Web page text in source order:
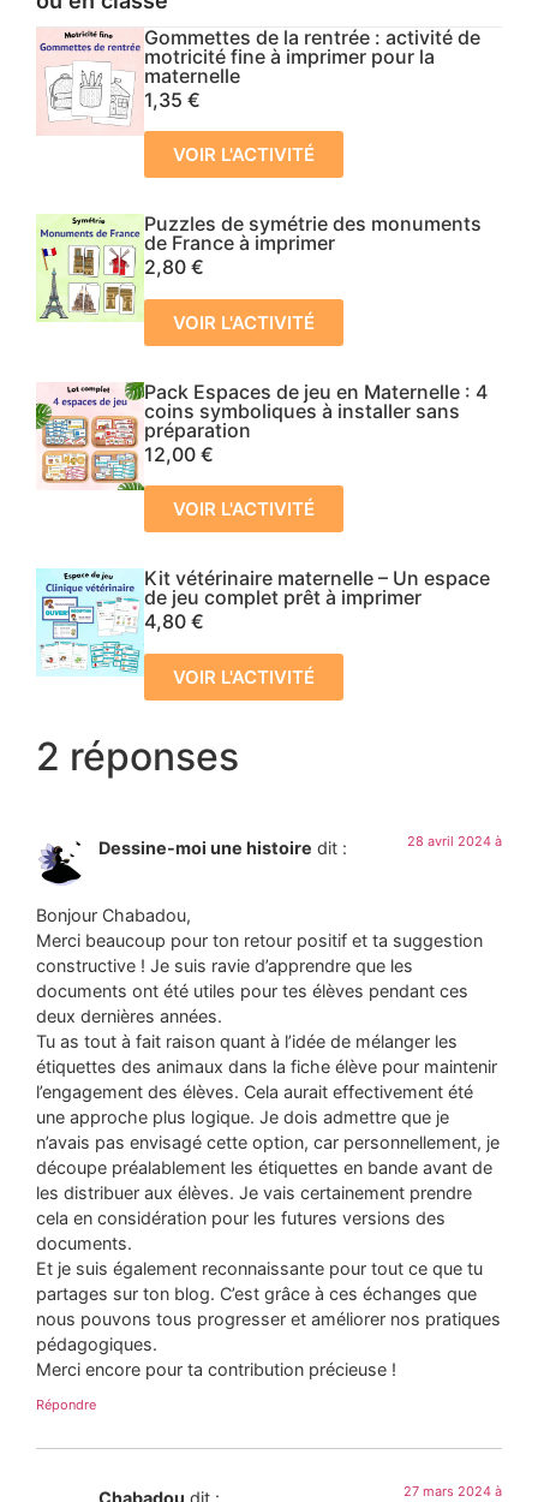
Gommettes de la rentrée : activité de
motricité fine à imprimer pour la
maternelle
1,35 €
VOIR L'ACTIVITÉ
Puzzles de symétrie des monuments
de France à imprimer
2,80 €
VOIR L'ACTIVITÉ
Pack Espaces de jeu en Maternelle : 4
coins symboliques à installer sans
préparation
12,00 €
VOIR L'ACTIVITÉ
Kit vétérinaire maternelle – Un espace
de jeu complet prêt à imprimer
4,80 €
VOIR L'ACTIVITÉ
2 réponses
Dessine-moi une histoire dit : 28 avril 2024 à
Bonjour Chabadou,
Merci beaucoup pour ton retour positif et ta suggestion
constructive ! Je suis ravie d’apprendre que les
documents ont été utiles pour tes élèves pendant ces
deux dernières années.
Tu as tout à fait raison quant à l’idée de mélanger les
étiquettes des animaux dans la fiche élève pour maintenir
l’engagement des élèves. Cela aurait effectivement été
une approche plus logique. Je dois admettre que je
n’avais pas envisagé cette option, car personnellement, je
découpe préalablement les étiquettes en bande avant de
les distribuer aux élèves. Je vais certainement prendre
cela en considération pour les futures versions des
documents.
Et je suis également reconnaissante pour tout ce que tu
partages sur ton blog. C’est grâce à ces échanges que
nous pouvons tous progresser et améliorer nos pratiques
pédagogiques.
Merci encore pour ta contribution précieuse !
Répondre
27 mars 2024 à